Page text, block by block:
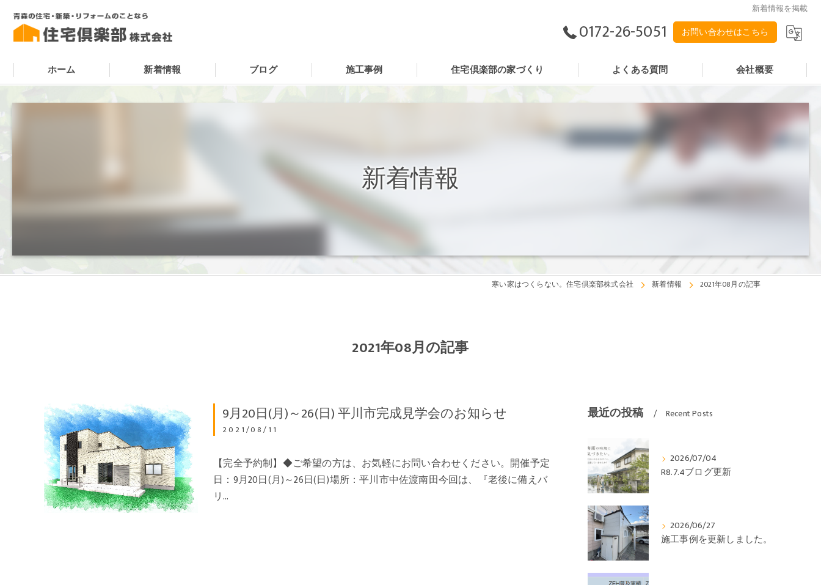
新着情報を掲載
0172-26-5051 お問い合わせはこちら
ホーム 新着情報 ブログ 施工事例 住宅倶楽部の家づくり よくある質問 会社概要
新着情報
寒い家はつくらない。住宅倶楽部株式会社 新着情報 2021年08月の記事
2021年08月の記事
9月20日(月)～26(日) 平川市完成見学会のお知らせ
2021/08/11
【完全予約制】◆ご希望の方は、お気軽にお問い合わせください。開催予定
日：9月20日(月)～26日(日)場所：平川市中佐渡南田今回は、『老後に備えバ
リ…
最近の投稿 Recent Posts
2026/07/04
R8.7.4ブログ更新
2026/06/27
施工事例を更新しました。